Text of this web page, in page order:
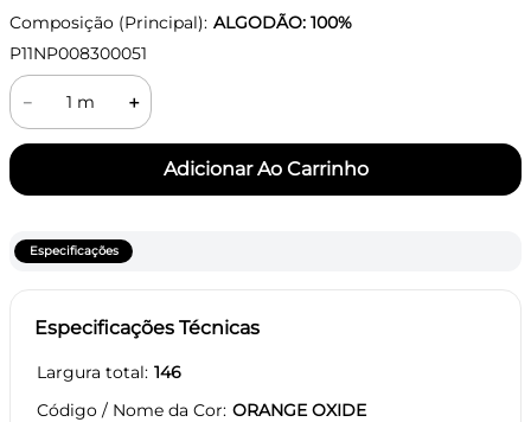
Composição (Principal): ALGODÃO: 100%
P11NP008300051
＋
－
Especificações
Especificações Técnicas
Largura total 146
Código / Nome da Cor ORANGE OXIDE